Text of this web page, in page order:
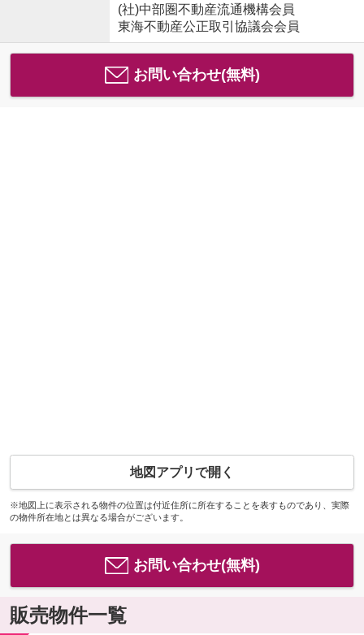
(社)中部圏不動産流通機構会員
東海不動産公正取引協議会会員
お問い合わせ(無料)
地図アプリで開く
※地図上に表示される物件の位置は付近住所に所在することを表すものであり、実際
の物件所在地とは異なる場合がございます。
お問い合わせ(無料)
販売物件一覧